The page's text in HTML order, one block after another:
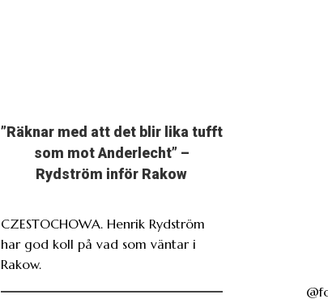
”Räknar med att det blir lika tufft
som mot Anderlecht” –
Rydström inför Rakow
CZESTOCHOWA. Henrik Rydström
har god koll på vad som väntar i
Rakow.